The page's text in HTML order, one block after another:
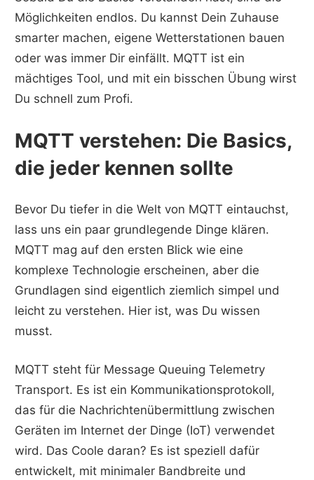
Möglichkeiten endlos. Du kannst Dein Zuhause
smarter machen, eigene Wetterstationen bauen
oder was immer Dir einfällt. MQTT ist ein
mächtiges Tool, und mit ein bisschen Übung wirst
Du schnell zum Profi.
MQTT verstehen: Die Basics,
die jeder kennen sollte
Bevor Du tiefer in die Welt von MQTT eintauchst,
lass uns ein paar grundlegende Dinge klären.
MQTT mag auf den ersten Blick wie eine
komplexe Technologie erscheinen, aber die
Grundlagen sind eigentlich ziemlich simpel und
leicht zu verstehen. Hier ist, was Du wissen
musst.
MQTT steht für Message Queuing Telemetry
Transport. Es ist ein Kommunikationsprotokoll,
das für die Nachrichtenübermittlung zwischen
Geräten im Internet der Dinge (IoT) verwendet
wird. Das Coole daran? Es ist speziell dafür
entwickelt, mit minimaler Bandbreite und